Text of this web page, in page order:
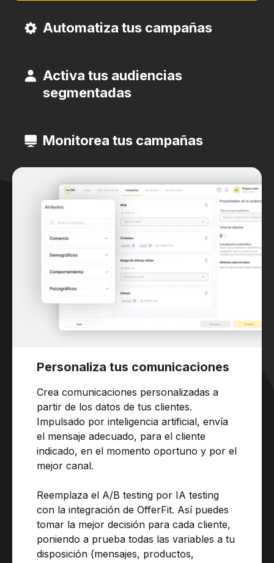
Automatiza tus campañas
Activa tus audiencias
segmentadas
Monitorea tus campañas
Personaliza tus comunicaciones
Crea comunicaciones personalizadas a
partir de los datos de tus clientes.
Impulsado por inteligencia artificial, envía
el mensaje adecuado, para el cliente
indicado, en el momento oportuno y por el
mejor canal.
Reemplaza el A/B testing por IA testing
con la integración de OfferFit. Así puedes
tomar la mejor decisión para cada cliente,
poniendo a prueba todas las variables a tu
disposición (mensajes, productos,